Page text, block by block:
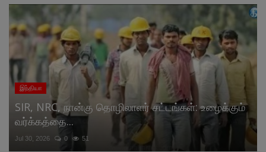
இந்தியா
SIR, NRC, நான்கு தொழிலாளர் சட்டங்கள்: உழைக்கும்
வர்க்கத்தை...
Jul 30, 2026 0 51